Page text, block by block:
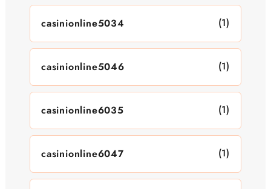
casinionline5034 (1)
casinionline5046 (1)
casinionline6035 (1)
casinionline6047 (1)